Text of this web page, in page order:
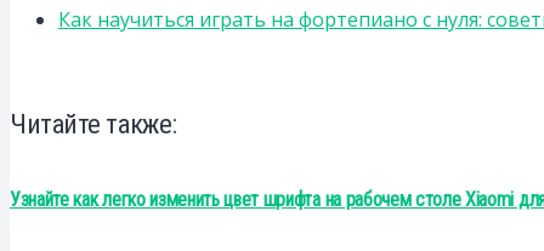
Как научиться играть на фортепиано с нуля:
Читайте также:
Узнайте как легко изменить цвет шрифта на рабочем столе Xiaomi